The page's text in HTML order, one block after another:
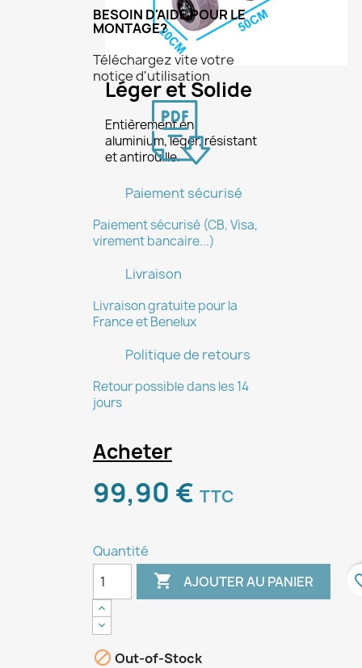
Léger et Solide
Entièrement en
aluminium, léger, résistant
et antirouille.
BESOIN D'AIDE POUR LE
MONTAGE?
Téléchargez vite votre
notice d'utilisation
Paiement sécurisé
Paiement sécurisé (CB, Visa,
virement bancaire...)
Livraison
Livraison gratuite pour la
France et Benelux
Politique de retours
Retour possible dans les 14
jours
Acheter
99,90 € TTC
Quantité
 AJOUTER AU PANIER
 Out-of-Stock
Créer une liste d'envies
Nom de la liste d'envies
Annuler Créer une liste d'envies